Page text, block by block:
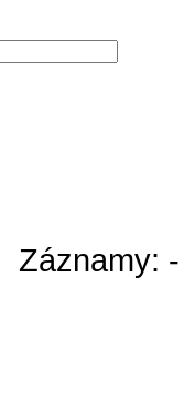
Záznamy: -